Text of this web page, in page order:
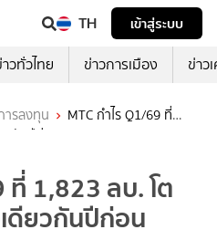
TH
เข้าสู่ระบบ
วทั่วไทย ข่าวการเมือง ข่าว
ารลงทุน
MTC กำไร Q1/69 ที่
กันปีก่อน
ที่ 1,823 ลบ. โต
ดียวกันปีก่อน